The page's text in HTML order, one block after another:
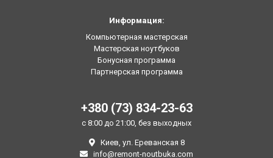
Информация:
Компьютерная мастерская
Мастерская ноутбуков
Бонусная программа
Партнерская программа
+380 (73) 834-23-63
с 8:00 до 21:00, без выходных
Киев, ул. Ереванская 8
info@remont-noutbuka.com